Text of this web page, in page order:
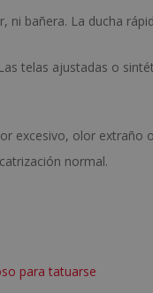
ni bañera. La ducha
telas ajustadas o
excesivo, olor extraño
normal.
para tatuarse